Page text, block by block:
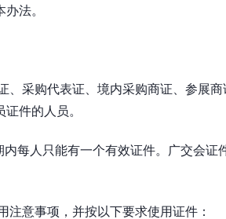
法。
采购代表证、境内采购商证、参展商
件的人员。
每人只能有一个有效证件。广交会证
意事项，并按以下要求使用证件：